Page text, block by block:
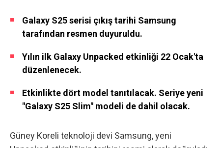
Galaxy S25 serisi çıkış tarihi Samsung
tarafından resmen duyuruldu.
Yılın ilk Galaxy Unpacked etkinliği 22 Ocak'ta
düzenlenecek.
Etkinlikte dört model tanıtılacak. Seriye yeni
"Galaxy S25 Slim" modeli de dahil olacak.
Güney Koreli teknoloji devi Samsung, yeni